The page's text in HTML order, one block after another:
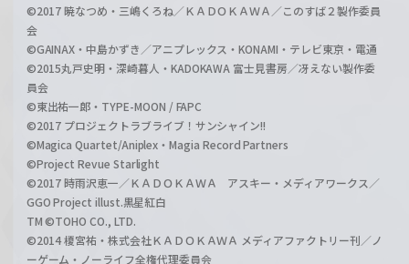
©2017 暁なつめ・三嶋くろね／ＫＡＤＯＫＡＷＡ／このすば２製作委員
会
©GAINAX・中島かずき／アニプレックス・KONAMI・テレビ東京・電通
©2015丸戸史明・深崎暮人・KADOKAWA 富士見書房／冴えない製作委
員会
©東出祐一郎・TYPE-MOON / FAPC
©2017 プロジェクトラブライブ！サンシャイン!!
©Magica Quartet/Aniplex・Magia Record Partners
©Project Revue Starlight
©2017 時雨沢恵一／ＫＡＤＯＫＡＷＡ アスキー・メディアワークス／
GGO Project illust.黒星紅白
TM ©TOHO CO., LTD.
©2014 榎宮祐・株式会社ＫＡＤＯＫＡＷＡ メディアファクトリー刊／ノ
ーゲーム・ノーライフ全権代理委員会